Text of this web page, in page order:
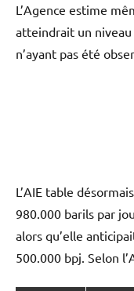
L’Agence estime
atteindrait un
n’ayant pas été
L’AIE table
980.000 barils par
alors qu’elle
500.000 bpj. Selon